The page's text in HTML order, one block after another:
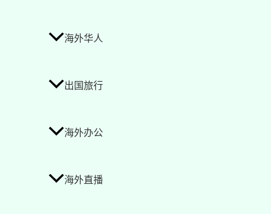
海外华人
出国旅行
海外办公
海外直播